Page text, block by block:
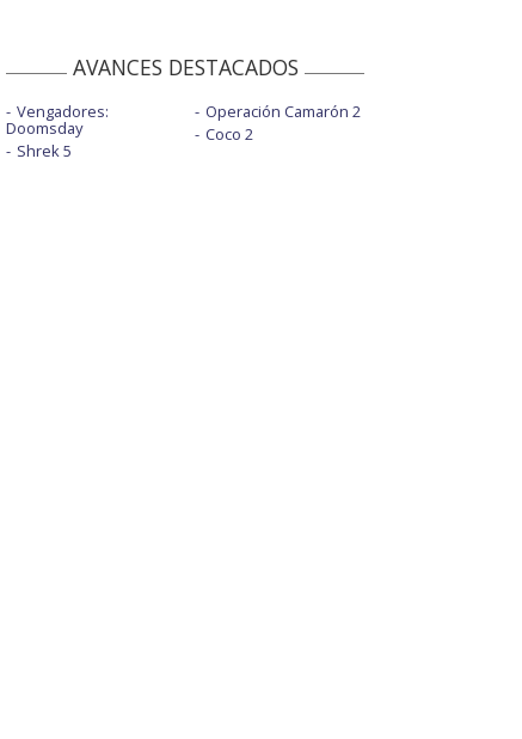
AVANCES DESTACADOS
Vengadores:
Doomsday
Shrek 5
Operación Camarón 2
Coco 2